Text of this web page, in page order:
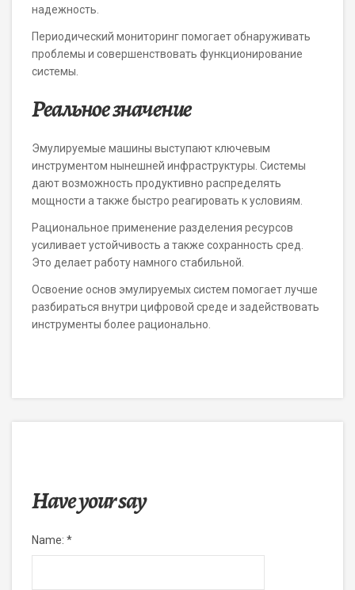
надежность.
Периодический мониторинг помогает обнаруживать
проблемы и совершенствовать функционирование
системы.
Реальное значение
Эмулируемые машины выступают ключевым
инструментом нынешней инфраструктуры. Системы
дают возможность продуктивно распределять
мощности а также быстро реагировать к условиям.
Рациональное применение разделения ресурсов
усиливает устойчивость а также сохранность сред.
Это делает работу намного стабильной.
Освоение основ эмулируемых систем помогает лучше
разбираться внутри цифровой среде и задействовать
инструменты более рационально.
Have your say
Name: *